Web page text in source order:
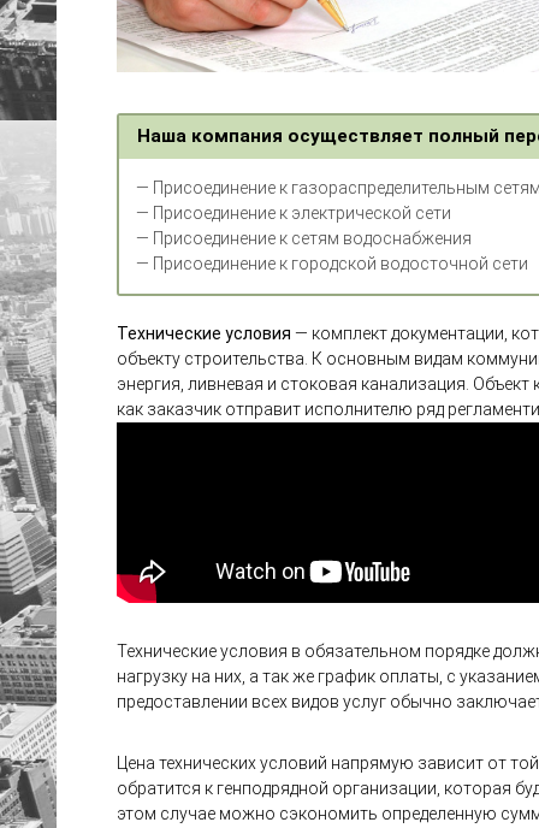
Наша компания осуществляет полный
— Присоединение к газораспределительным сетям
— Присоединение к электрической сети
— Присоединение к сетям водоснабжения
— Присоединение к городской водосточной сети
Технические условия — комплект документации,
объекту строительства. К основным видам
энергия, ливневая и стоковая канализация.
как заказчик отправит исполнителю ряд
Технические условия в обязательном порядке
нагрузку на них, а так же график оплаты, с
предоставлении всех видов услуг обычно
Цена технических условий напрямую зависит от
обратится к генподрядной организации, которая
этом случае можно сэкономить определенную